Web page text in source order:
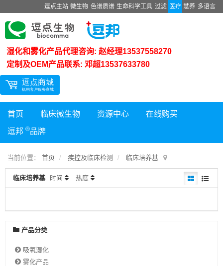
逗点主站 微生物 色谱质谱 生命科学工具 过滤 医疗 慧养 多语言
湿化和雾化产品代理咨询: 赵经理13537558270
定制及OEM产品联系: 邓超13537633780
首页 临床微生物 资源中心 在线购买
逗邦 ®品牌
当前位置： 首页 疾控及临床检测 临床培养基
临床培养基 时间 热度
产品分类
吸氧湿化
雾化产品